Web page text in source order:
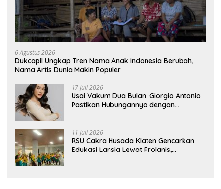
6 Agustus 2026
Dukcapil Ungkap Tren Nama Anak Indonesia Berubah,
Nama Artis Dunia Makin Populer
17 Juli 2026
Usai Vakum Dua Bulan, Giorgio Antonio
Pastikan Hubungannya dengan
11 Juli 2026
RSU Cakra Husada Klaten Gencarkan
Edukasi Lansia Lewat Prolanis,